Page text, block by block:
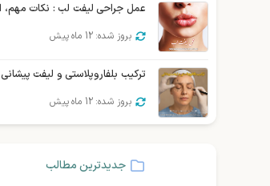
بروز شده: 12 ماه پیش
ترکیب بلفاروپلاستی و لیفت پیشانی
بروز شده: 12 ماه پیش
جدیدترین مطالب